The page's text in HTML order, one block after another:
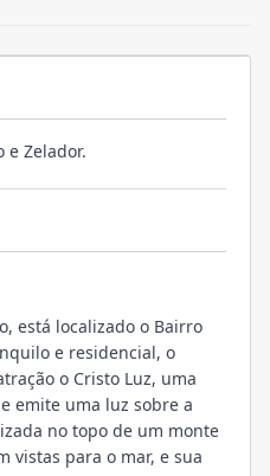
e Zelador.
está localizado o Bairro
e residencial, o
o Cristo Luz, uma
emite uma luz sobre a
no topo de um monte
vistas para o mar, e sua